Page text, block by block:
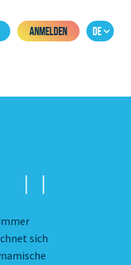
ANMELDEN DE
II
sich